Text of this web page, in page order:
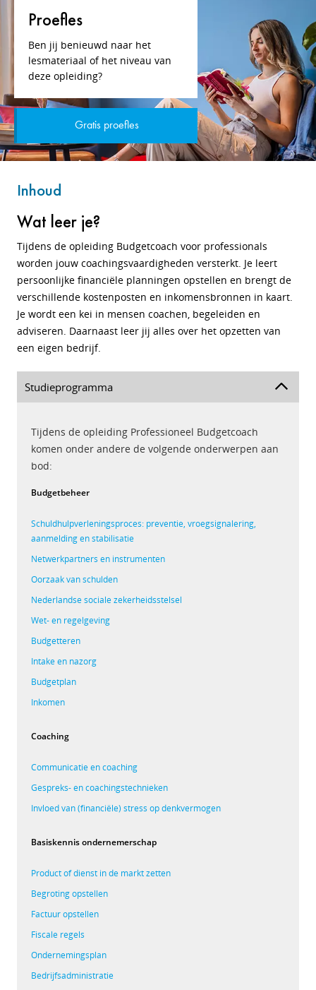
Proefles
Ben jij benieuwd naar het
lesmateriaal of het niveau van
deze opleiding?
Gratis proefles
Inhoud
Wat leer je?
Tijdens de opleiding Budgetcoach voor professionals
worden jouw coachingsvaardigheden versterkt. Je leert
persoonlijke financiële planningen opstellen en brengt de
verschillende kostenposten en inkomensbronnen in kaart.
Je wordt een kei in mensen coachen, begeleiden en
adviseren. Daarnaast leer jij alles over het opzetten van
een eigen bedrijf.
Studieprogramma
Tijdens de opleiding Professioneel Budgetcoach
komen onder andere de volgende onderwerpen aan
bod:
Budgetbeheer
Schuldhulpverleningsproces: preventie, vroegsignalering,
aanmelding en stabilisatie
Netwerkpartners en instrumenten
Oorzaak van schulden
Nederlandse sociale zekerheidsstelsel
Wet- en regelgeving
Budgetteren
Intake en nazorg
Budgetplan
Inkomen
Coaching
Communicatie en coaching
Gespreks- en coachingstechnieken
Invloed van (financiële) stress op denkvermogen
Basiskennis ondernemerschap
Product of dienst in de markt zetten
Begroting opstellen
Factuur opstellen
Fiscale regels
Ondernemingsplan
Bedrijfsadministratie